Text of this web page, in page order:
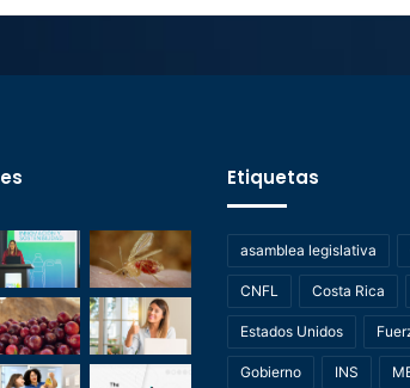
Etiquetas
asamblea legislativa
CNFL Costa Rica
Estados Unidos
Gobierno INS